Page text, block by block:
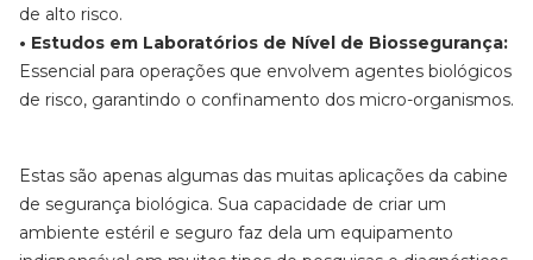
de alto risco.
• Estudos em Laboratórios de Nível de Biossegurança:
Essencial para operações que envolvem agentes biológicos
de risco, garantindo o confinamento dos micro-organismos.
Estas são apenas algumas das muitas aplicações da cabine
de segurança biológica. Sua capacidade de criar um
ambiente estéril e seguro faz dela um equipamento